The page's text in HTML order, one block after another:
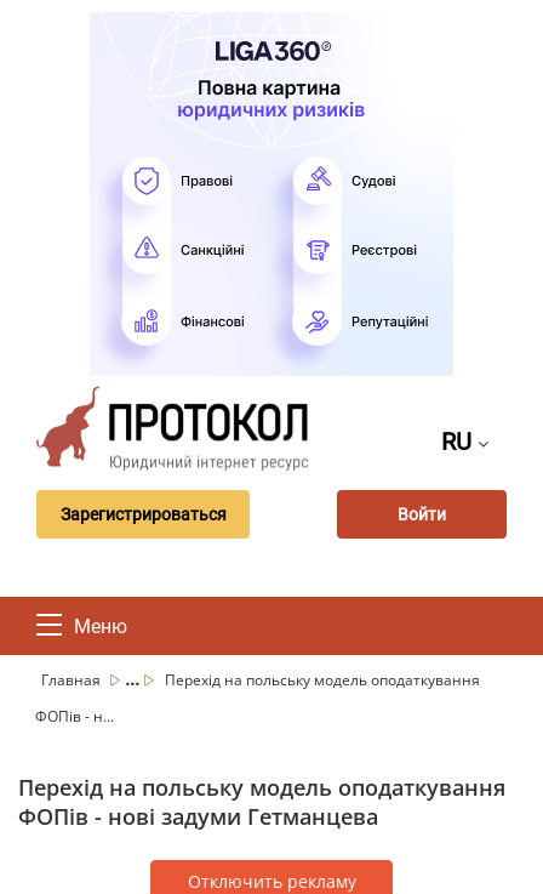
RU
Зарегистрироваться Войти
Меню
Главная ...
Перехід на польську модель оподаткування
ФОПів - н...
Перехід на польську модель оподаткування
ФОПів - нові задуми Гетманцева
Отключить рекламу